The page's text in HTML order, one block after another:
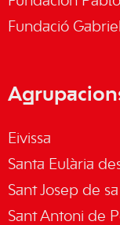
Fundació
Eivissa
Santa Eulària
Sant Josep de sa
Sant Antoni de